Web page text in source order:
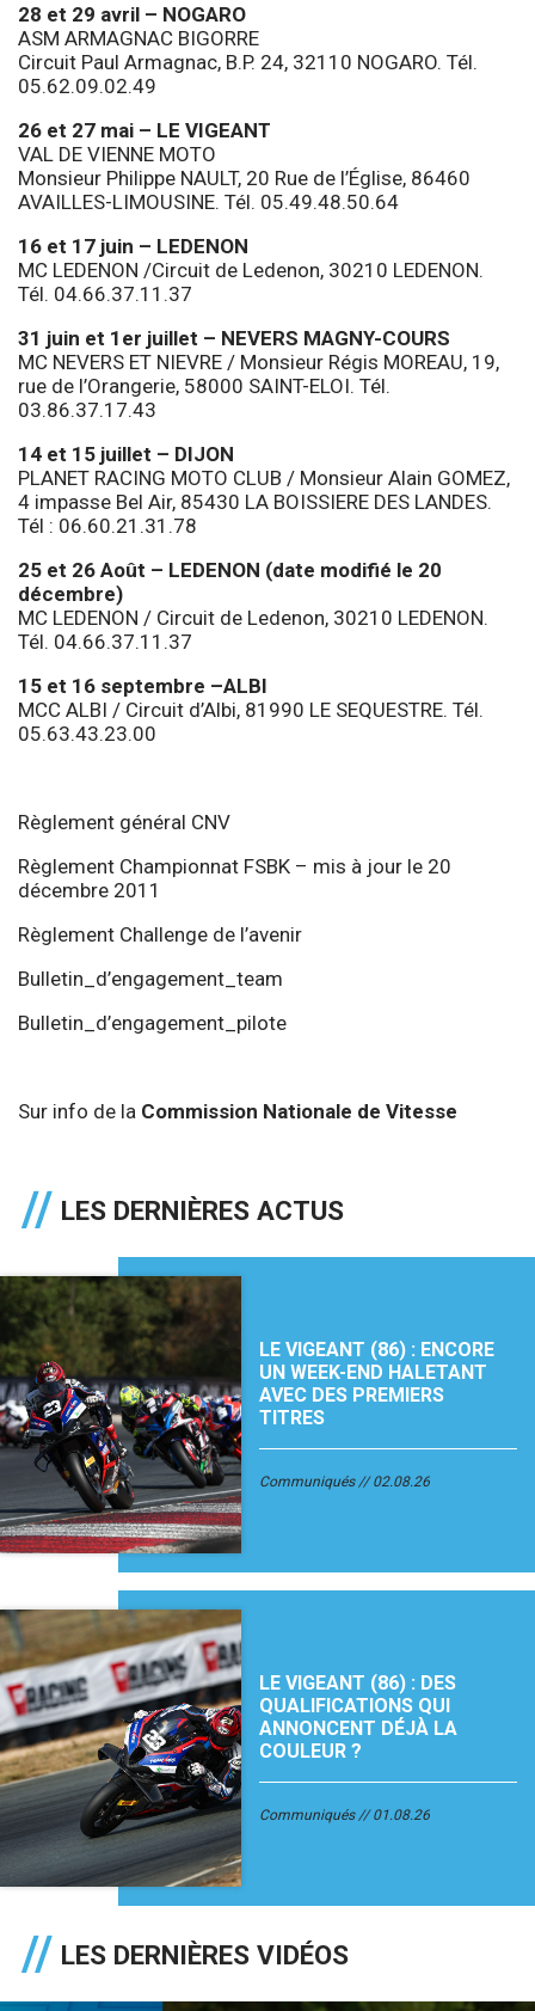
28 et 29 avril – NOGARO
ASM ARMAGNAC BIGORRE
Circuit Paul Armagnac, B.P. 24, 32110 NOGARO. Tél.
05.62.09.02.49
26 et 27 mai – LE VIGEANT
VAL DE VIENNE MOTO
Monsieur Philippe NAULT, 20 Rue de l’Église, 86460
AVAILLES-LIMOUSINE. Tél. 05.49.48.50.64
16 et 17 juin – LEDENON
MC LEDENON /Circuit de Ledenon, 30210 LEDENON.
Tél. 04.66.37.11.37
31 juin et 1er juillet – NEVERS MAGNY-COURS
MC NEVERS ET NIEVRE / Monsieur Régis MOREAU, 19,
rue de l’Orangerie, 58000 SAINT-ELOI. Tél.
03.86.37.17.43
14 et 15 juillet – DIJON
PLANET RACING MOTO CLUB / Monsieur Alain GOMEZ,
4 impasse Bel Air, 85430 LA BOISSIERE DES LANDES.
Tél : 06.60.21.31.78
25 et 26 Août – LEDENON (date modifié le 20
décembre)
MC LEDENON / Circuit de Ledenon, 30210 LEDENON.
Tél. 04.66.37.11.37
15 et 16 septembre –ALBI
MCC ALBI / Circuit d’Albi, 81990 LE SEQUESTRE. Tél.
05.63.43.23.00
Règlement général CNV
Règlement Championnat FSBK – mis à jour le 20
décembre 2011
Règlement Challenge de l’avenir
Bulletin_d’engagement_team
Bulletin_d’engagement_pilote
Sur info de la Commission Nationale de Vitesse
LES DERNIÈRES ACTUS
LE VIGEANT (86) : ENCORE
UN WEEK-END HALETANT
AVEC DES PREMIERS
TITRES
Communiqués 02.08.26
LE VIGEANT (86) : DES
QUALIFICATIONS QUI
ANNONCENT DÉJÀ LA
COULEUR ?
Communiqués 01.08.26
LES DERNIÈRES VIDÉOS